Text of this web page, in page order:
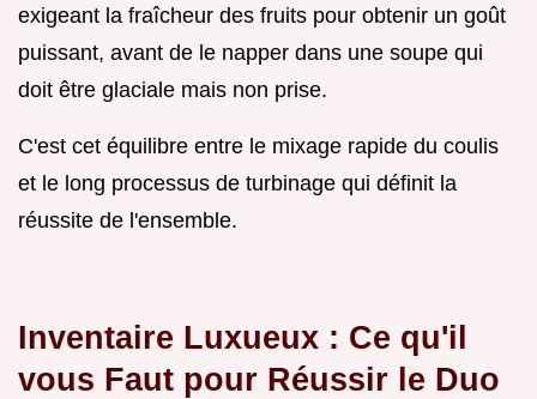
exigeant la fraîcheur des fruits pour obtenir un goût
puissant, avant de le napper dans une soupe qui
doit être glaciale mais non prise.
C'est cet équilibre entre le mixage rapide du coulis
et le long processus de turbinage qui définit la
réussite de l'ensemble.
Inventaire Luxueux : Ce qu'il
vous Faut pour Réussir le Duo